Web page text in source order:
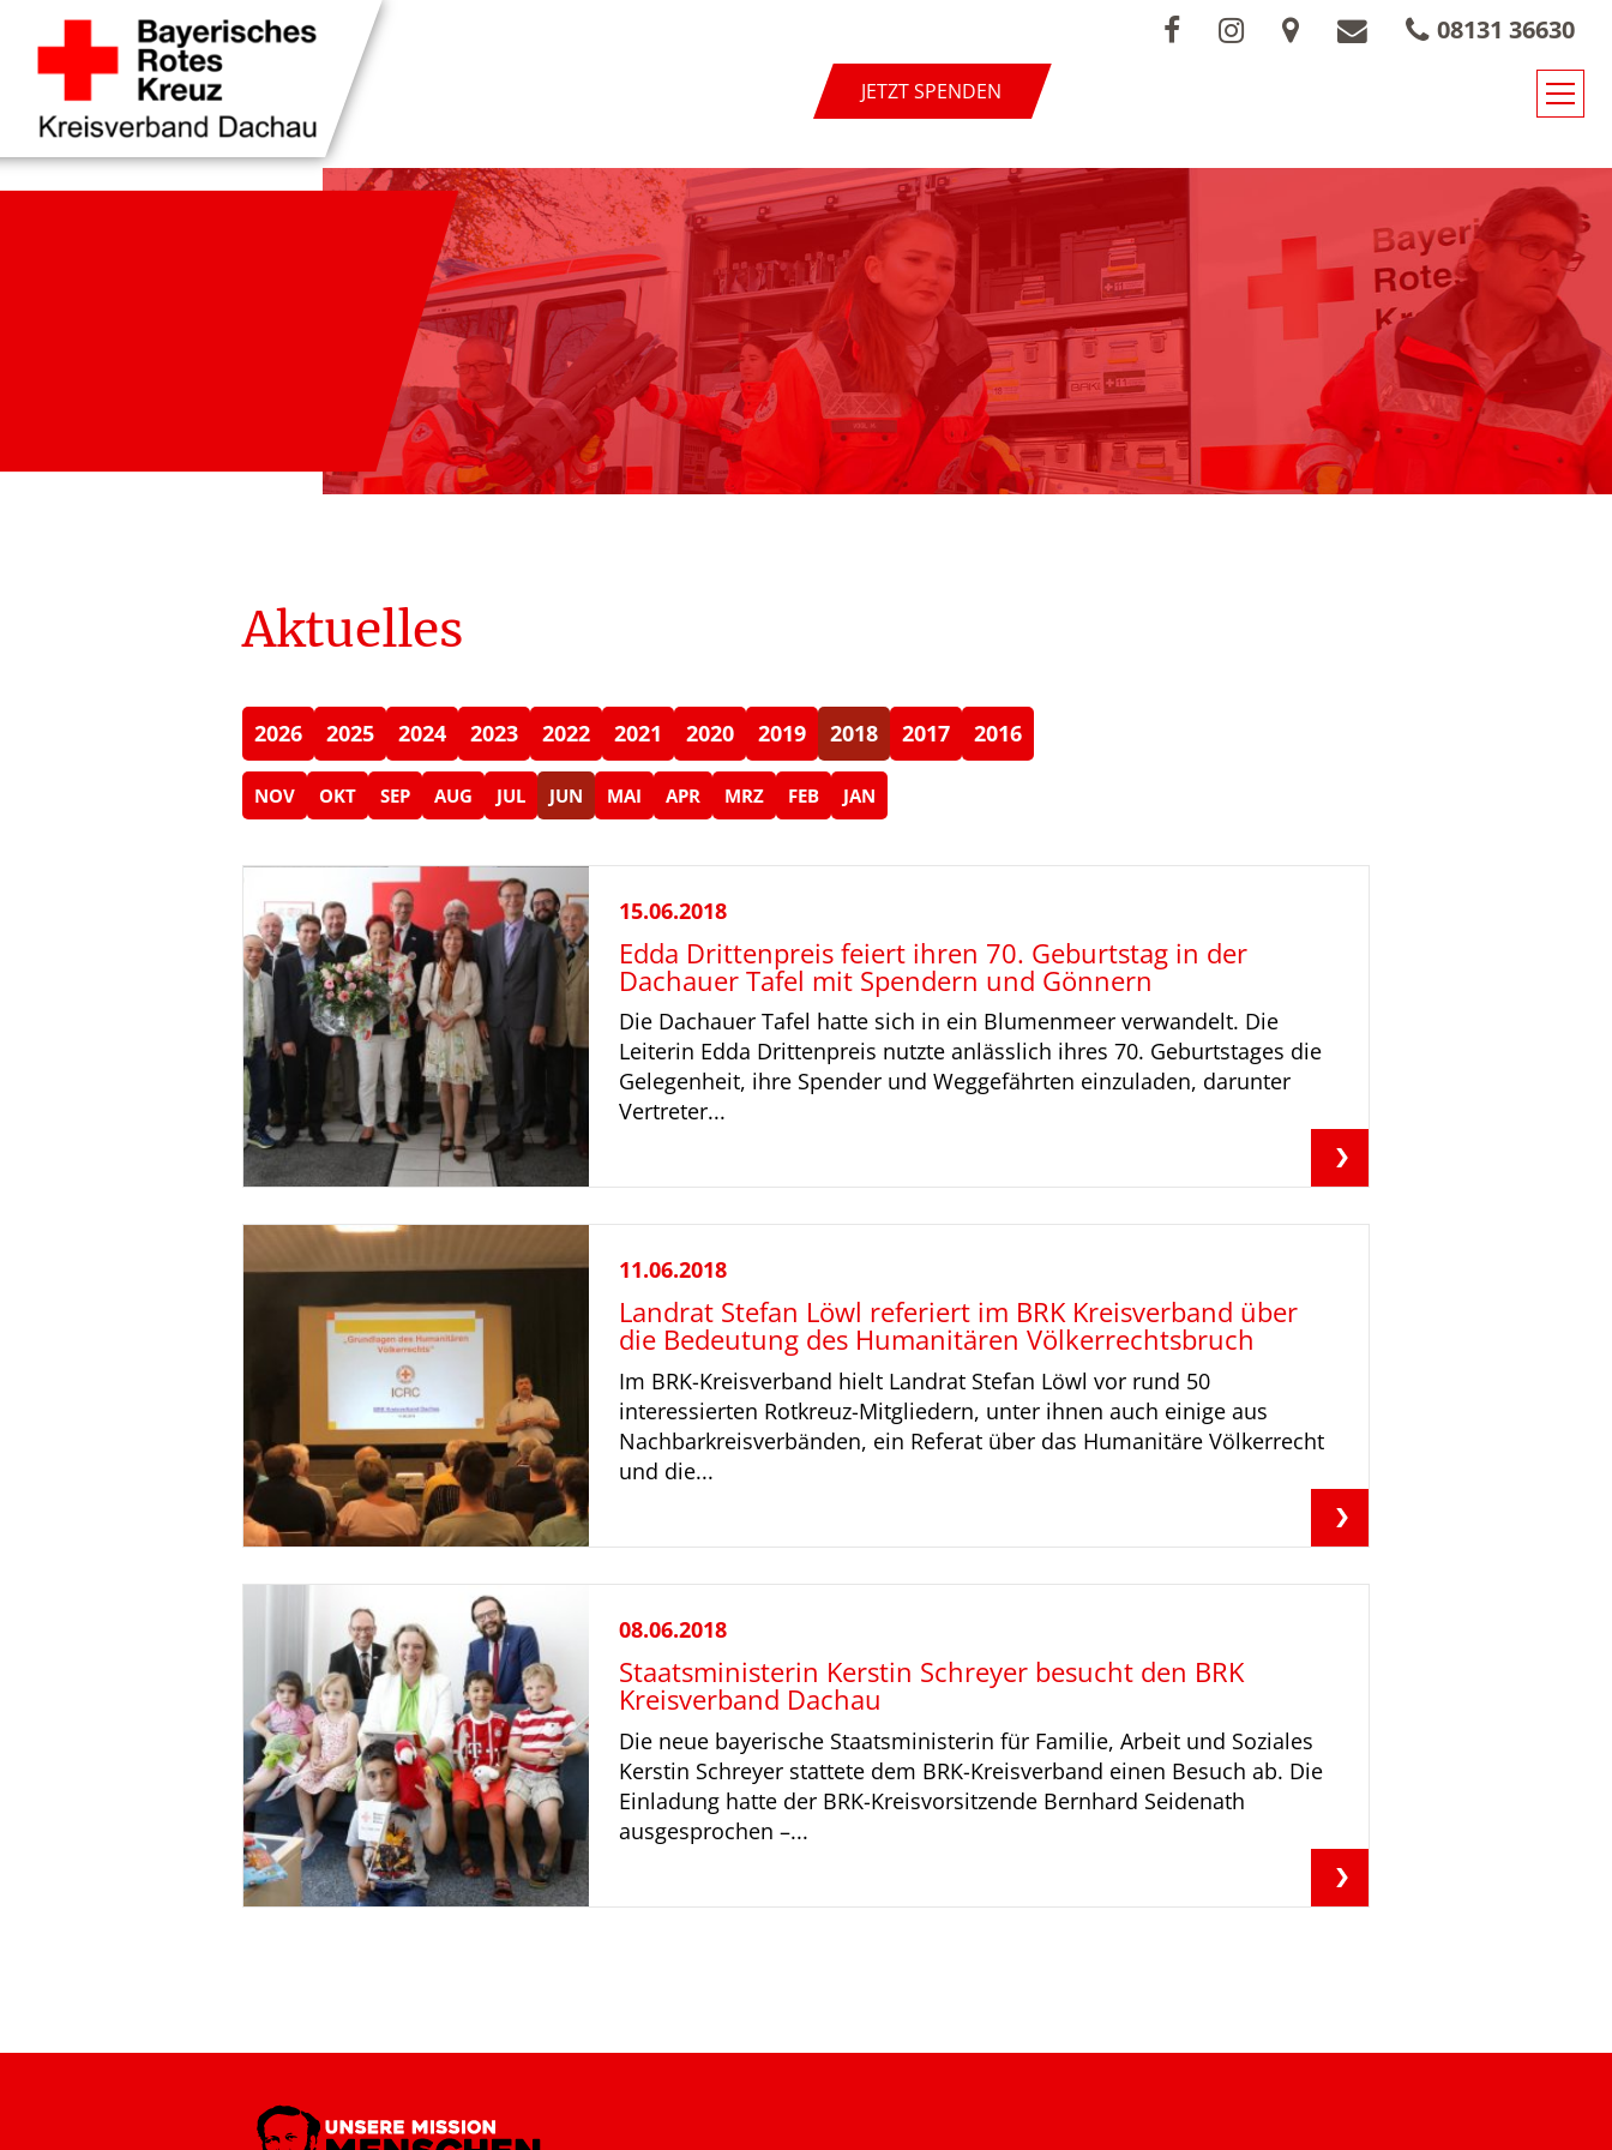
JETZT SPENDEN
08131 36630
Aktuelles
2026 2025 2024 2023 2022 2021 2020 2019 2018 2017 2016
NOV OKT SEP AUG JUL JUN MAI APR MRZ FEB JAN
15.06.2018
Edda Drittenpreis feiert ihren 70. Geburtstag in der
Dachauer Tafel mit Spendern und Gönnern
Die Dachauer Tafel hatte sich in ein Blumenmeer verwandelt. Die
Leiterin Edda Drittenpreis nutzte anlässlich ihres 70. Geburtstages die
Gelegenheit, ihre Spender und Weggefährten einzuladen, darunter
Vertreter...
11.06.2018
Landrat Stefan Löwl referiert im BRK Kreisverband über
die Bedeutung des Humanitären Völkerrechtsbruch
Im BRK-Kreisverband hielt Landrat Stefan Löwl vor rund 50
interessierten Rotkreuz-Mitgliedern, unter ihnen auch einige aus
Nachbarkreisverbänden, ein Referat über das Humanitäre Völkerrecht
und die...
08.06.2018
Staatsministerin Kerstin Schreyer besucht den BRK
Kreisverband Dachau
Die neue bayerische Staatsministerin für Familie, Arbeit und Soziales
Kerstin Schreyer stattete dem BRK-Kreisverband einen Besuch ab. Die
Einladung hatte der BRK-Kreisvorsitzende Bernhard Seidenath
ausgesprochen –...